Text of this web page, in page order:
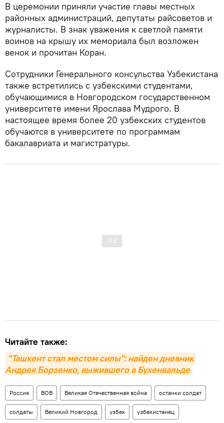
В церемонии приняли участие главы местных
районных администраций, депутаты райсоветов и
журналисты. В знак уважения к светлой памяти
воинов на крышу их мемориала был возложен
венок и прочитан Коран.
Сотрудники Генерального консульства Узбекистана
также встретились с узбекскими студентами,
обучающимися в Новгородском государственном
университете имени Ярослава Мудрого. В
настоящее время более 20 узбекских студентов
обучаются в университете по программам
бакалавриата и магистратуры.
Читайте также:
"Ташкент стал местом силы": найден дневник
Андрея Борзенко, выжившего в Бухенвальде
Россия ВОВ Великая Отечественная война останки солдат
солдаты Великий Новгород узбек узбекистанец